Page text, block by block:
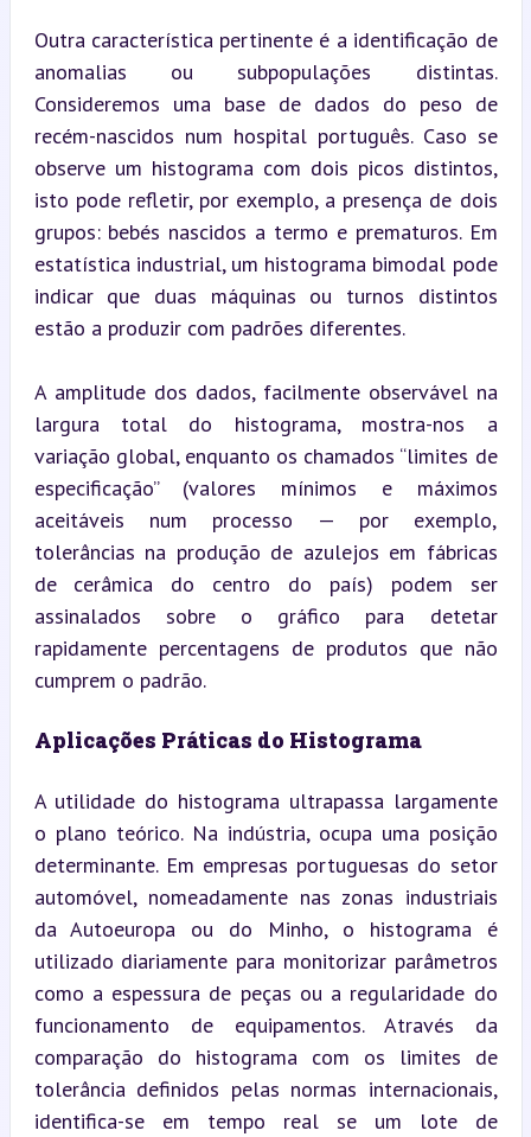
Outra característica pertinente é a identificação de
anomalias ou subpopulações distintas.
Consideremos uma base de dados do peso de
recém-nascidos num hospital português. Caso se
observe um histograma com dois picos distintos,
isto pode refletir, por exemplo, a presença de dois
grupos: bebés nascidos a termo e prematuros. Em
estatística industrial, um histograma bimodal pode
indicar que duas máquinas ou turnos distintos
estão a produzir com padrões diferentes.
A amplitude dos dados, facilmente observável na
largura total do histograma, mostra-nos a
variação global, enquanto os chamados “limites de
especificação” (valores mínimos e máximos
aceitáveis num processo — por exemplo,
tolerâncias na produção de azulejos em fábricas
de cerâmica do centro do país) podem ser
assinalados sobre o gráfico para detetar
rapidamente percentagens de produtos que não
cumprem o padrão.
Aplicações Práticas do Histograma
A utilidade do histograma ultrapassa largamente
o plano teórico. Na indústria, ocupa uma posição
determinante. Em empresas portuguesas do setor
automóvel, nomeadamente nas zonas industriais
da Autoeuropa ou do Minho, o histograma é
utilizado diariamente para monitorizar parâmetros
como a espessura de peças ou a regularidade do
funcionamento de equipamentos. Através da
comparação do histograma com os limites de
tolerância definidos pelas normas internacionais,
identifica-se em tempo real se um lote de